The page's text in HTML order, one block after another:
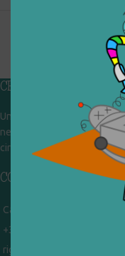
CHI SIAMO
Un gruppo di volontari che
nel frattempo ricevono in
circolazione. Operiamo per
CONTATTI
Campobasso - via Garibaldi
+39 328 767 9587
rigiocattolocb@gmail.com